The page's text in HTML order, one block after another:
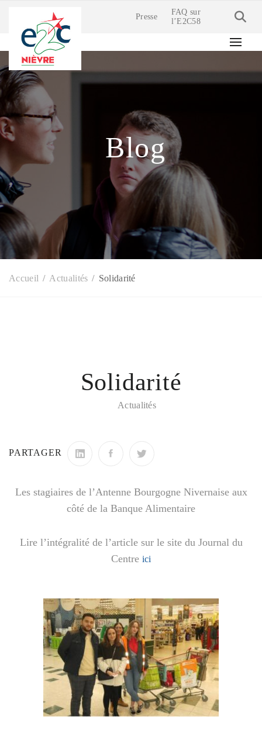
Presse
FAQ sur
l’E2C58
Accueil Actualités Solidarité
Blog
Solidarité
Actualités
PARTAGER
Les stagiaires de l’Antenne Bourgogne Nivernaise aux
côté de la Banque Alimentaire
Lire l’intégralité de l’article sur le site du Journal du
Centre ici